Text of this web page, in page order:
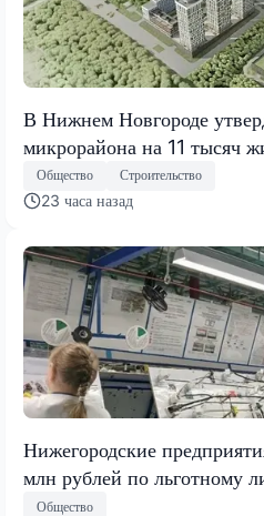
В Нижнем Новгороде
микрорайона на 11 тысяч
Общество Строительство
23 часа назад
Нижегородские
млн рублей по льготному
Общество